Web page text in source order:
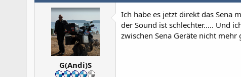
G(Andi)S
Ich habe es jetzt direkt das Sena
der Sound ist schlechter..... Und
zwischen Sena Geräte nicht mehr